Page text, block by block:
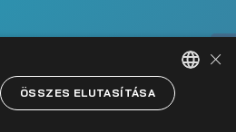
HUNGARIAN
×
ÖSSZES ELUTASÍTÁSA